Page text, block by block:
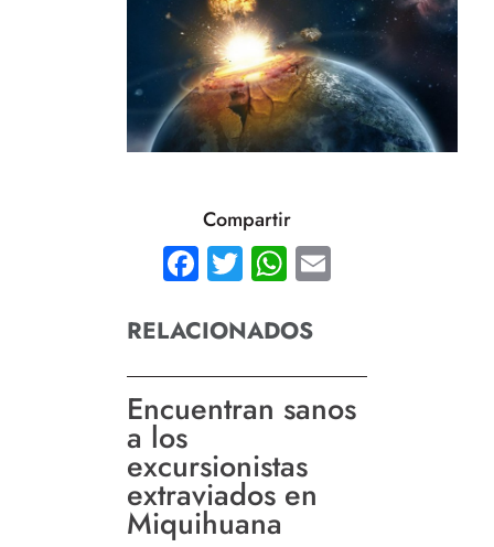
Compartir
Facebook
TwitterWhatsApp
RELACIONADOS
Encuentran sanos
a los
excursionistas
extraviados en
Miquihuana